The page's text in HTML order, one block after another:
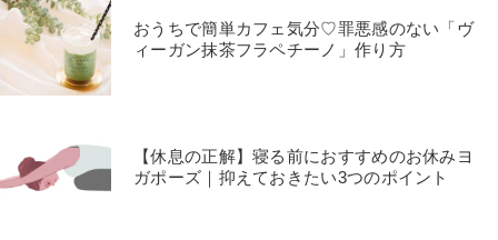
おうちで簡単カフェ気分♡罪悪感のない「ヴ
ィーガン抹茶フラペチーノ」作り方
【休息の正解】寝る前におすすめのお休みヨ
ガポーズ｜抑えておきたい3つのポイント